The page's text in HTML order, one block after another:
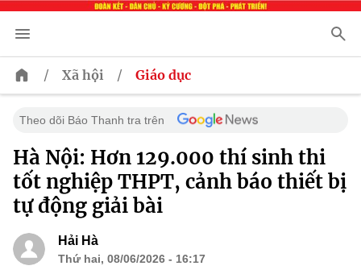
/ Xã hội / Giáo dục
Theo dõi Báo Thanh tra trên
Hà Nội: Hơn 129.000 thí sinh thi
tốt nghiệp THPT, cảnh báo thiết bị
tự động giải bài
Hải Hà
Thứ hai, 08/06/2026 - 16:17